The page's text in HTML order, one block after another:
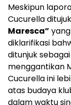
Meskipun
Cucurella
Maresca”
diklarifikasi
ditunjuk
menggantikan
Cucurella ini
atas budaya
dalam waktu